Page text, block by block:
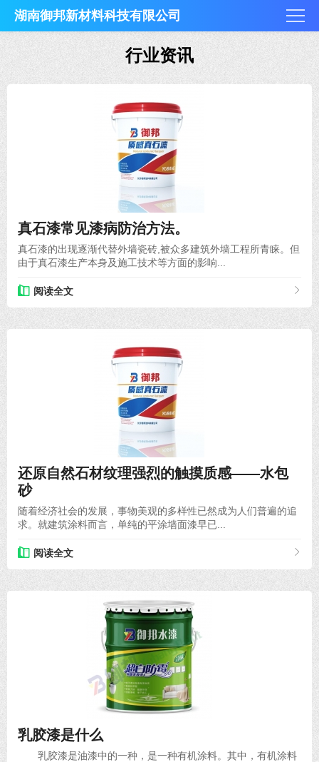
湖南御邦新材料科技有限公司
行业资讯
真石漆常见漆病防治方法。
真石漆的出现逐渐代替外墙瓷砖,被众多建筑外墙工程所青睐。但
由于真石漆生产本身及施工技术等方面的影响...
阅读全文
还原自然石材纹理强烈的触摸质感——水包
砂
随着经济社会的发展，事物美观的多样性已然成为人们普遍的追
求。就建筑涂料而言，单纯的平涂墙面漆早已...
阅读全文
乳胶漆是什么
乳胶漆是油漆中的一种，是一种有机涂料。其中，有机涂料